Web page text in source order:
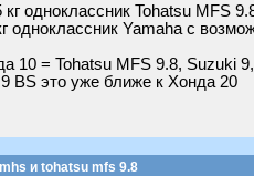
одноклассник Tohatsu MFS
одноклассник Yamaha с
10 = Tohatsu MFS 9.8, Suzuki
BS это уже ближе к Хонда 20
и tohatsu mfs 9.8